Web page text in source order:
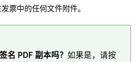
票中的任何文件附件。
名 PDF 副本吗？ 如果是，请按